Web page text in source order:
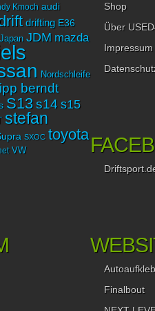
Kmoch audi
drifting E36
Japan JDM mazda
Nordschleife
berndt
S13 s14 s15
stefan
SXOC toyota
VW
Shop
Über
Impressum
Finalbout